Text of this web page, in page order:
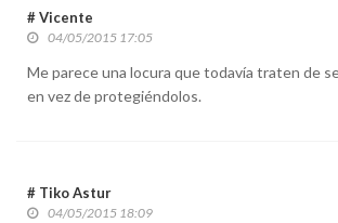
# Vicente
04/05/2015 17:05
Me parece una locura que todavía traten de
en vez de protegiéndolos.
# Tiko Astur
04/05/2015 18:09